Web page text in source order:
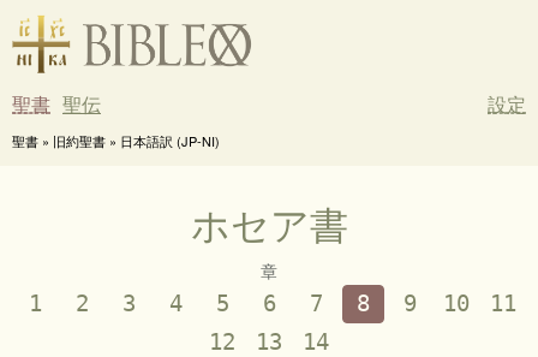
聖書 聖伝 設定
聖書 » 旧約聖書 » 日本語訳 (JP-NI)
ホセア書
章
1 2 3 4 5 6 7 8 9 10
11
12
13 14